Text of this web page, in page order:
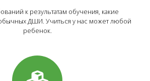
к результатам обучения, какие
ДШИ. Учиться у нас может любой
ребенок.